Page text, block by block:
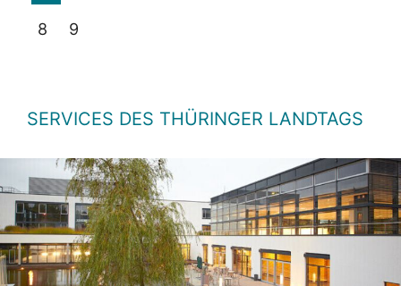
8 9
SERVICES DES THÜRINGER LANDTAGS